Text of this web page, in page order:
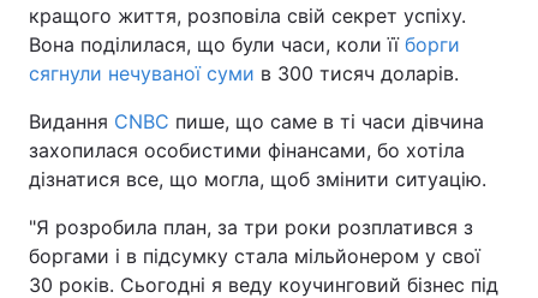
кращого життя, розповіла свій секрет успіху.
Вона поділилася, що були часи, коли її борги
сягнули нечуваної суми в 300 тисяч доларів.
Видання CNBC пише, що саме в ті часи дівчина
захопилася особистими фінансами, бо хотіла
дізнатися все, що могла, щоб змінити ситуацію.
"Я розробила план, за три роки розплатився з
боргами і в підсумку стала мільйонером у свої
30 років. Сьогодні я веду коучинговий бізнес під